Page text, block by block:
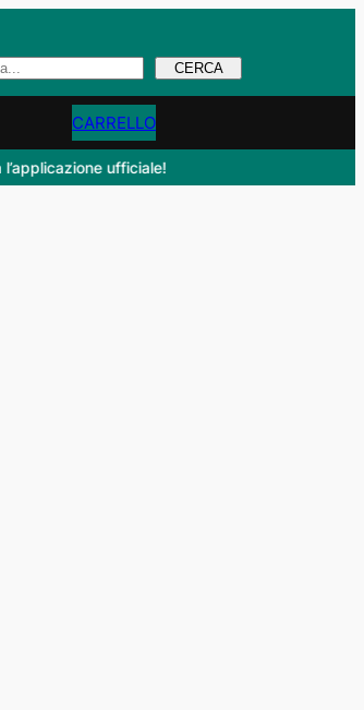
CERCA
CARRELLO
ufficiale!